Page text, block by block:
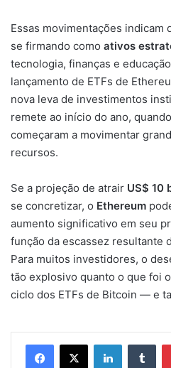
Essas movimentações indicam
se firmando como ativos
tecnologia, finanças e
lançamento de ETFs de
nova leva de investimentos
remete ao início do ano,
começaram a movimentar
recursos.
Se a projeção de atrair US$ 10
se concretizar, o Ethereum
aumento significativo em seu
função da escassez resultante
Para muitos investidores, o
tão explosivo quanto o que foi
ciclo dos ETFs de Bitcoin — e
Facebook
X Linkedin